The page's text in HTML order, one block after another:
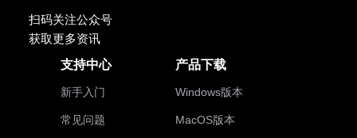
扫码关注公众号
获取更多资讯
支持中心
新手入门
常见问题
产品下载
Windows版本
MacOS版本